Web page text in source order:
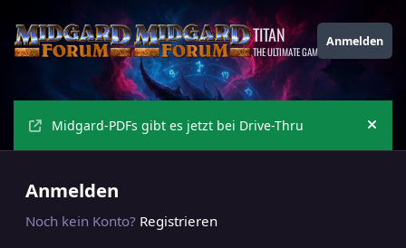
TITAN
THE ULTIMATE GAMING THEME
Anmelden
Midgard-PDFs gibt es jetzt bei Drive-Thru
Anmelden
Noch kein Konto? Registrieren